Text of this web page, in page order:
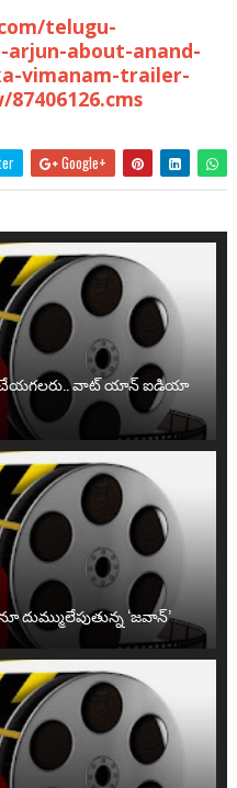
telugu-
arjun-about-anand-
vimanam-trailer-
Google+
చేయగలరు.. వాట్ యాన్ ఐడియా
దుమ్ములేపుతున్న ‘జవాన్’